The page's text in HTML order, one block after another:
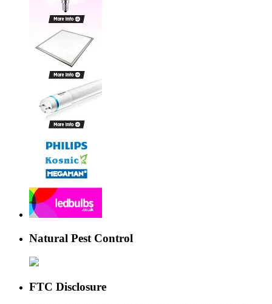
Natural Pest Control
FTC Disclosure